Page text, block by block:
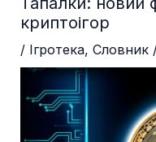
криптоігор
/ Ігротека, Словник/